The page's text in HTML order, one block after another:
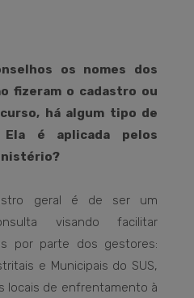
os nomes dos
fizeram o cadastro ou
há algum tipo de
Ela é aplicada pelos
geral é de ser um
visando facilitar
por parte dos gestores:
e Municipais do SUS,
locais de enfrentamento à